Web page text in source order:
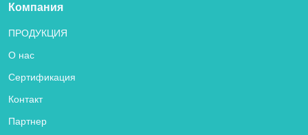
Компания
ПРОДУКЦИЯ
О нас
Сертификация
Контакт
Партнер